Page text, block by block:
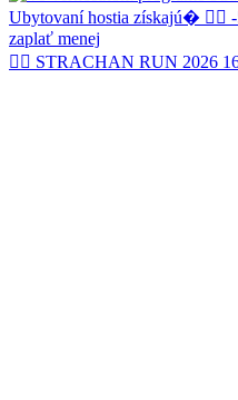
🏃‍♂️ STRACHAN RUN 2026